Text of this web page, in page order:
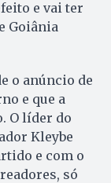
e vai ter
Goiânia
o anúncio de
e que a
O líder do
Kleybe
e com o
só